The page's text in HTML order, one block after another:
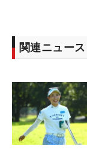
関連ニュース